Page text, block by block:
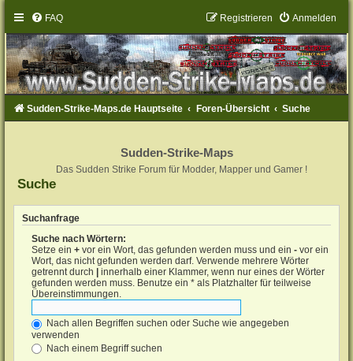
FAQ Anmelden
Registrieren
Sudden-Strike-Maps.de Hauptseite Foren-Übersicht Suche
Sudden-Strike-Maps
Das Sudden Strike Forum für Modder, Mapper und Gamer !
Suche
Suchanfrage
Suche nach Wörtern:
Setze ein+ vor ein Wort, das gefunden werden muss und ein- vor ein
Wort, das nicht gefunden werden darf. Verwende mehrere Wörter
getrennt durch
innerhalb einer Klammer, wenn nur eines der Wörter
gefunden werden muss. Benutze ein * als Platzhalter für teilweise
Übereinstimmungen.
Nach allen Begriffen suchen oder Suche wie angegeben
verwenden
Nach einem Begriff suchen